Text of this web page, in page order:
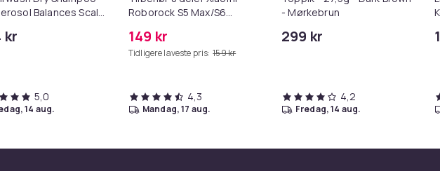
Balances Scalp
kr
5,0
14 aug.
Roborock S5 Max/S6
MAXV/S50/S51/S55/S5/S60/S65/S6
149 kr
Tidligere laveste pris: 159 kr
4,3
mandag, 17 aug.
- Mørkebrun
299 kr
4,2
fredag, 14 aug.